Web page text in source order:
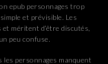
epub personnages trop
et prévisible. Les
méritent d’être discutés,
peu confuse.
les personnages manquent